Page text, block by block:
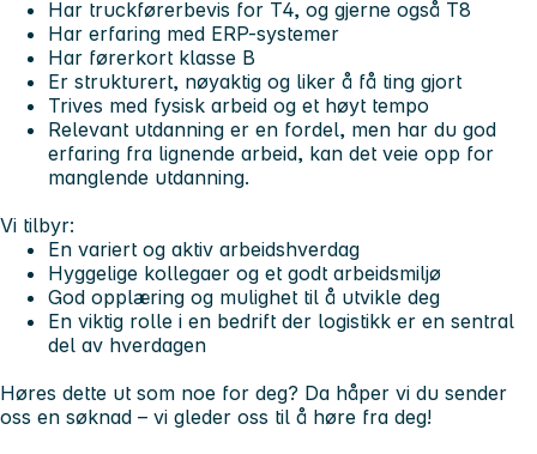
Har truckførerbevis for T4, og gjerne også T8
Har erfaring med ERP-systemer
Har førerkort klasse B
Er strukturert, nøyaktig og liker å få ting gjort
Trives med fysisk arbeid og et høyt tempo
Relevant utdanning er en fordel, men har du god
erfaring fra lignende arbeid, kan det veie opp for
manglende utdanning.
Vi tilbyr:
En variert og aktiv arbeidshverdag
Hyggelige kollegaer og et godt arbeidsmiljø
God opplæring og mulighet til å utvikle deg
En viktig rolle i en bedrift der logistikk er en sentral
del av hverdagen
Høres dette ut som noe for deg? Da håper vi du sender
oss en søknad – vi gleder oss til å høre fra deg!